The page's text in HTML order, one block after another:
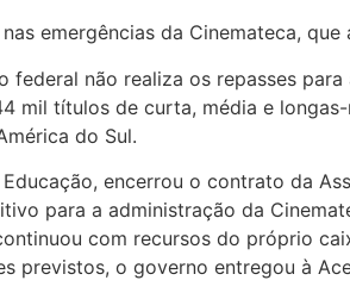
emergências da Cinemateca,
não realiza os repasses
títulos de curta, média e
do Sul.
encerrou o contrato da
para a administração da
com recursos do próprio
previstos, o governo entregou à